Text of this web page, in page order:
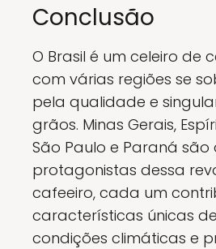
Conclusão
O Brasil é um celeiro de
com várias regiões se
pela qualidade e
grãos. Minas Gerais,
São Paulo e Paraná são
protagonistas dessa
cafeeiro, cada um
características únicas
condições climáticas e